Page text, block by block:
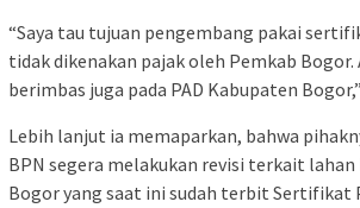
“Saya tau tujuan pengembang pakai
tidak dikenakan pajak oleh Pemkab
berimbas juga pada PAD Kabupaten
Lebih lanjut ia memaparkan, bahwa
BPN segera melakukan revisi terkait lahan
Bogor yang saat ini sudah terbit Sertifikat